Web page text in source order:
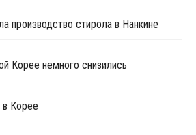
производство стирола в Нанкине
Корее немного снизились
в Корее